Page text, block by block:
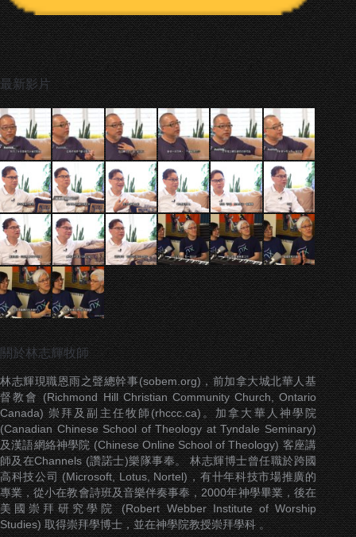
最新影片
關於林志輝牧師
林志輝現職恩雨之聲總幹事(sobem.org)，前加拿大城北華人基
督教會 (Richmond Hill Christian Community Church, Ontario
Canada) 崇拜及副主任牧師(rhccc.ca)。加拿大華人神學院
(Canadian Chinese School of Theology at Tyndale Seminary)
及漢語網絡神學院 (Chinese Online School of Theology) 客座講
師及在Channels (讚諾士)樂隊事奉。 林志輝博士曾任職於跨國
高科技公司 (Microsoft, Lotus, Nortel)，有卄年科技市場推廣的
專業，從小在教會詩班及音樂伴奏事奉，2000年神學畢業，後在
美國崇拜研究學院 (Robert Webber Institute of Worship
Studies) 取得崇拜學博士，並在神學院教授崇拜學科 。